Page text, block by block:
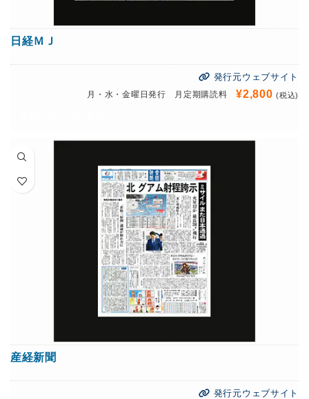
日経ＭＪ
発行元ウェブサイト
月・水・金曜日発行 月定期購読料¥2,800 (税込)
産経新聞
発行元ウェブサイト